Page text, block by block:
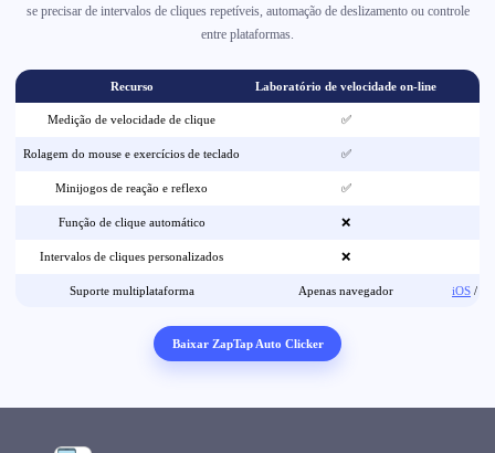
se precisar de intervalos de cliques repetíveis, automação de deslizamento ou controle
entre plataformas.
Recurso Laboratório de velocidade on-line
Medição de velocidade de clique ✅
Rolagem do mouse e exercícios de teclado ✅
Minijogos de reação e reflexo ✅
Função de clique automático ❌
Intervalos de cliques personalizados ❌
Suporte multiplataforma Apenas navegador iOS /
Baixar ZapTap Auto Clicker